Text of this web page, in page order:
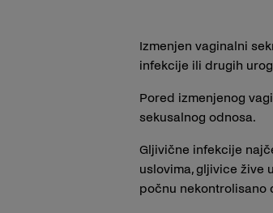
Izmenjen vaginalni
infekcije ili drugih
Pored izmenjenog
sekusalnog odnosa.
Gljivične infekcije
uslovima, gljivice žive
počnu nekontrolisano